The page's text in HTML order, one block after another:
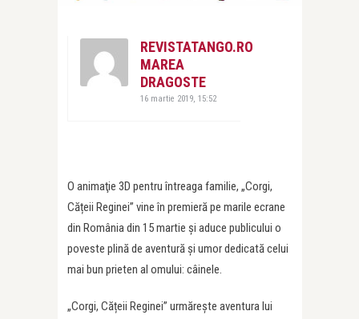
REVISTATANGO.RO
MAREA
DRAGOSTE
16 martie 2019, 15:52
O animaţie 3D pentru întreaga familie, „Corgi,
Cățeii Reginei” vine în premieră pe marile ecrane
din România din 15 martie şi aduce publicului o
poveste plină de aventură şi umor dedicată celui
mai bun prieten al omului: câinele.
„Corgi, Cățeii Reginei” urmărește aventura lui